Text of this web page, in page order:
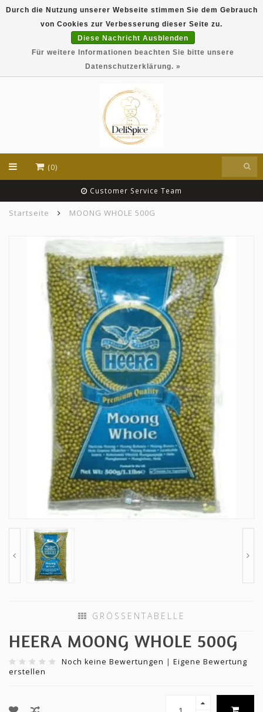
DeliSpice is your online Indian grocery shop with
exclusive brands like Daawat, Suhana, DeliSpice
and many more !!!
(0)
Customer Service Team
Startseite MOONG WHOLE 500G
GRÖSSENTABELLE
HEERA MOONG WHOLE 500G
Noch keine Bewertungen | Eigene Bewertung
erstellen
Durch die Nutzung unserer Webseite stimmen Sie dem Gebrauch
von Cookies zur Verbesserung dieser Seite zu.
Diese Nachricht Ausblenden
Für weitere Informationen beachten Sie bitte unsere
Datenschutzerklärung. »